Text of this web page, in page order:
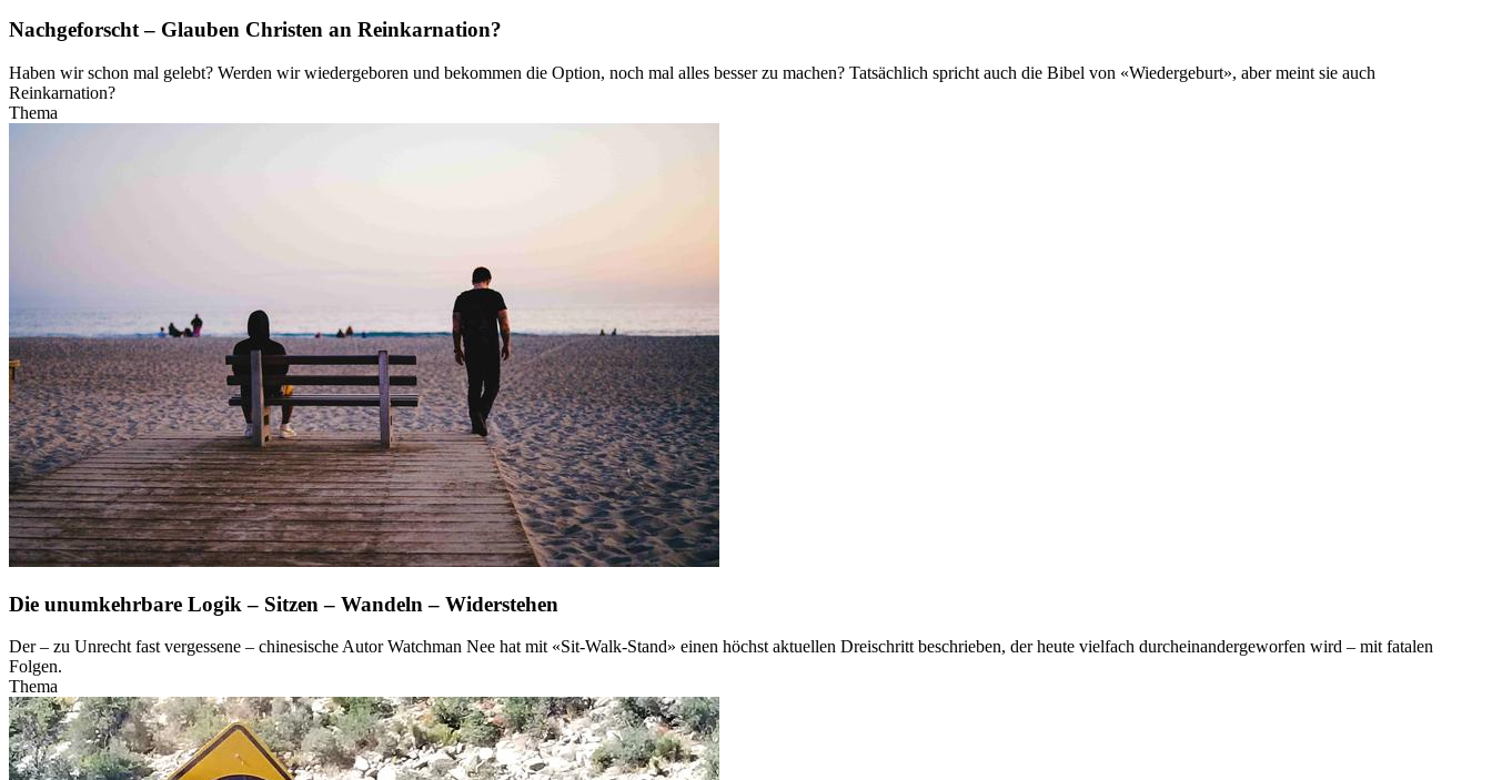
Nachgeforscht – Glauben Christen an Reinkarnation?
Haben wir schon mal gelebt? Werden wir wiedergeboren und bekommen die Option, noch mal alles besser zu machen? Tatsächlich spricht auch die Bibel von «Wiedergeburt», aber meint sie auch
Reinkarnation?
Thema
Die unumkehrbare Logik – Sitzen – Wandeln – Widerstehen
Der – zu Unrecht fast vergessene – chinesische Autor Watchman Nee hat mit «Sit-Walk-Stand» einen höchst aktuellen Dreischritt beschrieben, der heute vielfach durcheinandergeworfen wird – mit fatalen
Folgen.
Thema